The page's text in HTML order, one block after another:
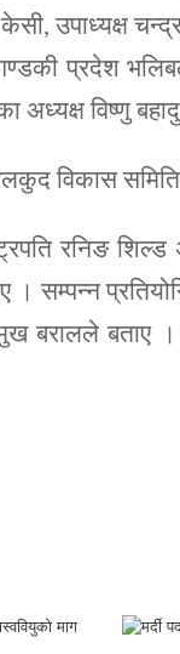
उपाध्यक्ष
गण्डकी प्रदेश
अध्यक्ष विष्णु
विकास
रनिङ
सम्पन्न
बरालले बताए